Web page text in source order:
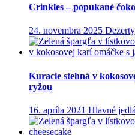
Crinkles – popukané
24. novembra 2025 Dezerty
Kuracie stehná v
ryžou
16. apríla 2021 Hlavné jedlá